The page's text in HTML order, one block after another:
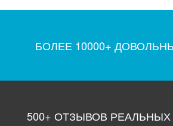
БОЛЕЕ 10000+
500+ ОТЗЫВОВ